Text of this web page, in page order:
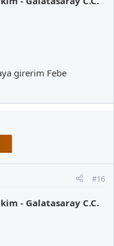
girerim Febe
#16
- Galatasaray C.C.